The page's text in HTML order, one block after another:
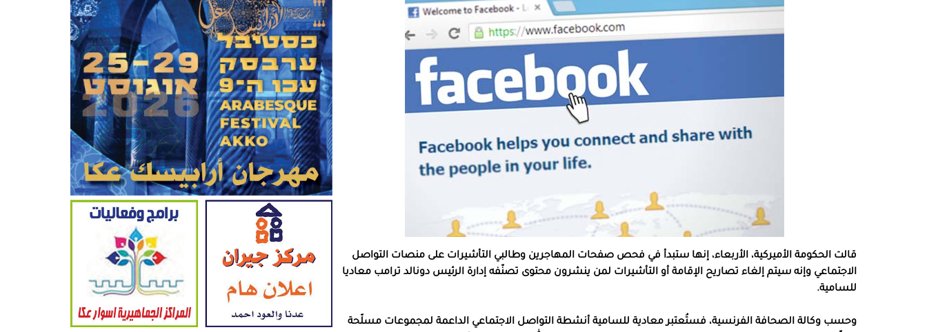
قالت الحكومة الأميركية، الأربعاء، إنها ستبدأ في فحص صفحات المهاجرين وطالبي التأشيرات على منصات التواصل
الاجتماعي وإنه سيتم إلغاء تصاريح الإقامة أو التأشيرات لمن ينشرون محتوى تصنّفه إدارة الرئيس دونالد ترامب معاديا
للسامية.
وحسب وكالة الصحافة الفرنسية، فستُعتبر معادية للسامية أنشطة التواصل الاجتماعي الداعمة لمجموعات مسلّحة